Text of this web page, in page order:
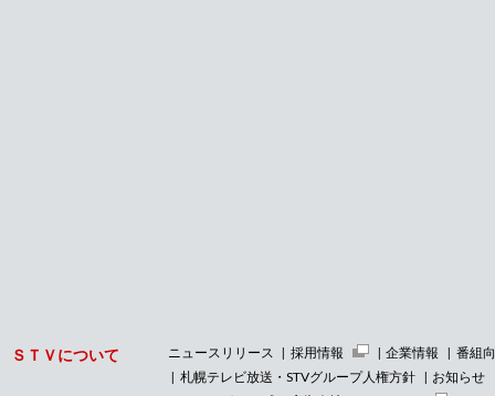
ＳＴＶについて ニュースリリース 採用情報 企業情報
番組
札幌テレビ放送・STVグループ人権方針
お知らせ